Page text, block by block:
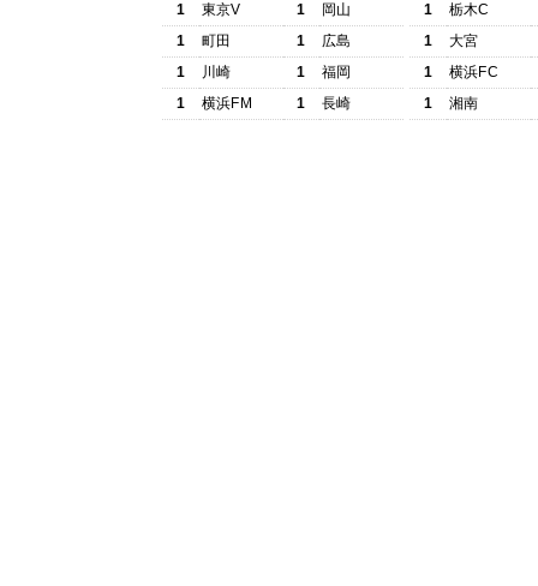
1
東京V 1
岡山
1
町田 1
広島
1
川崎 1
福岡
1
横浜FM 1 長崎
1
栃木C
1
大宮
1
横浜FC
1
湘南